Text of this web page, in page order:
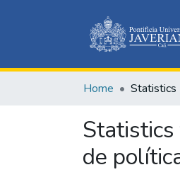
Home Statistics
de